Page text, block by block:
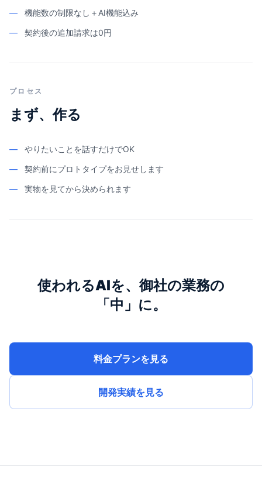
—
機能数の制限なし＋AI機能込み
—
契約後の追加請求は0円
プロセス
まず、作る
—
やりたいことを話すだけでOK
—
契約前にプロトタイプをお見せします
—
実物を見てから決められます
使われるAIを、御社の業務の
「中」に。
料金プランを見る
開発実績を見る